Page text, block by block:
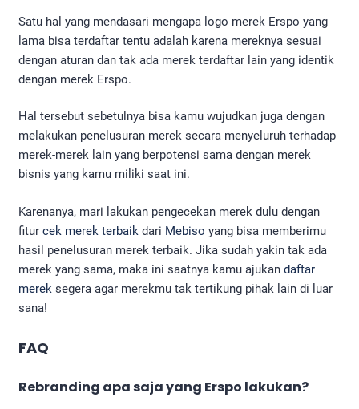
Satu hal yang mendasari mengapa logo merek Erspo yang
lama bisa terdaftar tentu adalah karena mereknya sesuai
dengan aturan dan tak ada merek terdaftar lain yang identik
dengan merek Erspo.
Hal tersebut sebetulnya bisa kamu wujudkan juga dengan
melakukan penelusuran merek secara menyeluruh terhadap
merek-merek lain yang berpotensi sama dengan merek
bisnis yang kamu miliki saat ini.
Karenanya, mari lakukan pengecekan merek dulu dengan
fitur cek merek terbaik dari Mebiso yang bisa memberimu
hasil penelusuran merek terbaik. Jika sudah yakin tak ada
merek yang sama, maka ini saatnya kamu ajukan daftar
merek segera agar merekmu tak tertikung pihak lain di luar
sana!
FAQ
Rebranding apa saja yang Erspo lakukan?